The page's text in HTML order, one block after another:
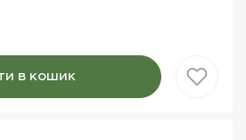
в кошикв кошик